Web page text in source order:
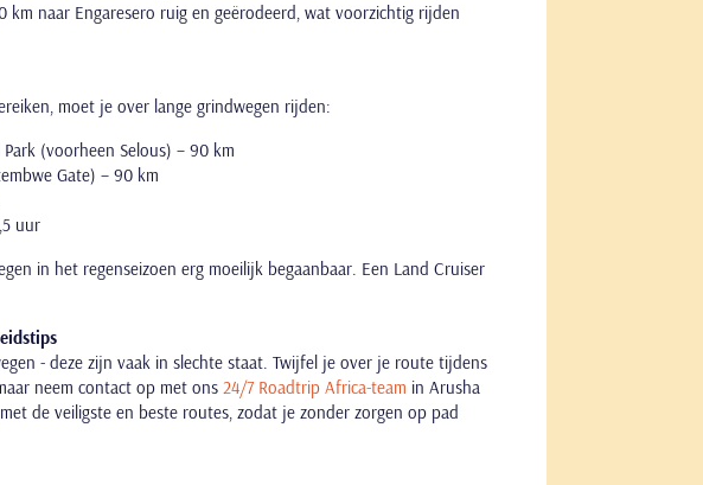
km naar Engaresero ruig en geërodeerd, wat voorzichtig rijden
moet je over lange grindwegen rijden:
(voorheen Selous) – 90 km
Gate) – 90 km
uur
in het regenseizoen erg moeilijk begaanbaar. Een Land Cruiser
- deze zijn vaak in slechte staat. Twijfel je over je route tijdens
neem contact op met ons 24/7 Roadtrip Africa-team in Arusha
de veiligste en beste routes, zodat je zonder zorgen op pad